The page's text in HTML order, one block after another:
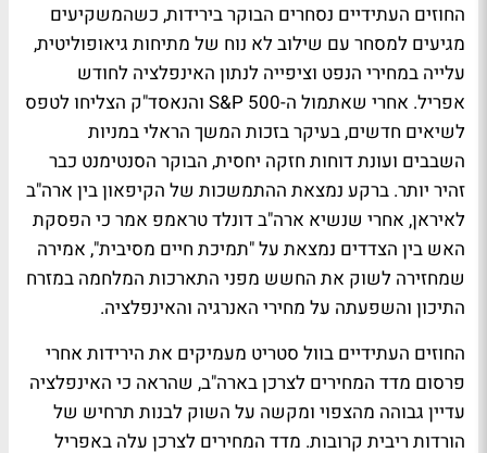
החוזים העתידיים נסחרים הבוקר בירידות, כשהמשקיעים
מגיעים למסחר עם שילוב לא נוח של מתיחות גיאופוליטית,
עלייה במחירי הנפט וציפייה לנתון האינפלציה לחודש
אפריל. אחרי שאתמול ה-S&P 500 והנאסד"ק הצליחו לטפס
לשיאים חדשים, בעיקר בזכות המשך הראלי במניות
השבבים ועונת דוחות חזקה יחסית, הבוקר הסנטימנט כבר
זהיר יותר. ברקע נמצאת ההתמשכות של הקיפאון בין ארה"ב
לאיראן, אחרי שנשיא ארה"ב דונלד טראמפ אמר כי הפסקת
האש בין הצדדים נמצאת על "תמיכת חיים מסיבית", אמירה
שמחזירה לשוק את החשש מפני התארכות המלחמה במזרח
התיכון והשפעתה על מחירי האנרגיה והאינפלציה.
החוזים העתידיים בוול סטריט מעמיקים את הירידות אחרי
פרסום מדד המחירים לצרכן בארה"ב, שהראה כי האינפלציה
עדיין גבוהה מהצפוי ומקשה על השוק לבנות תרחיש של
הורדות ריבית קרובות. מדד המחירים לצרכן עלה באפריל